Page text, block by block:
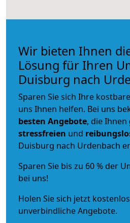
Wir bieten Ihnen
Lösung für Ihren
Duisburg nach
Sparen Sie sich Ihre
uns Ihnen helfen. Bei uns
besten Angebote, die Ihnen
stressfreien und
Duisburg nach Urdenbach
Sparen Sie bis zu 60 % der
bei uns!
Holen Sie sich jetzt
unverbindliche Angebote.